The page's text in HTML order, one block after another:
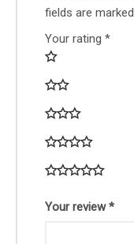
fields are marked
Your rating *
Your review*